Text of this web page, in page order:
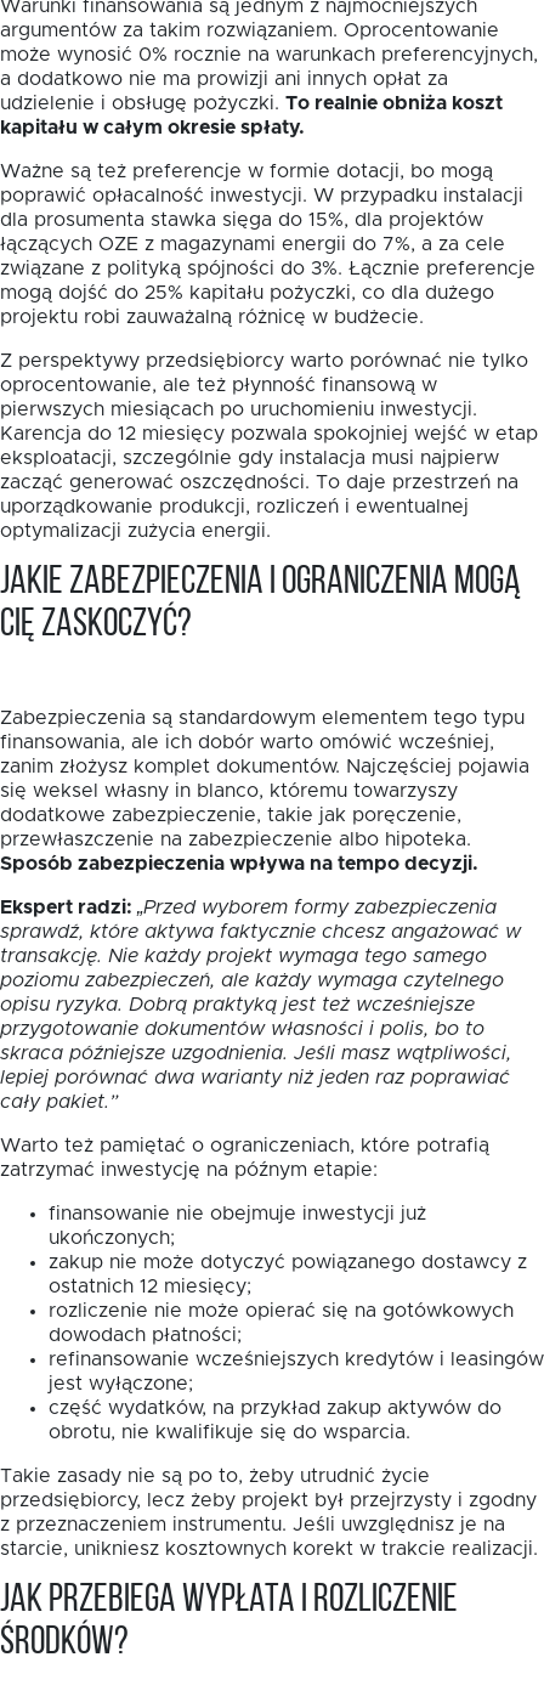
Warunki finansowania są jednym z najmocniejszych
argumentów za takim rozwiązaniem. Oprocentowanie
może wynosić 0% rocznie na warunkach preferencyjnych,
a dodatkowo nie ma prowizji ani innych opłat za
udzielenie i obsługę pożyczki. To realnie obniża koszt
kapitału w całym okresie spłaty.
Ważne są też preferencje w formie dotacji, bo mogą
poprawić opłacalność inwestycji. W przypadku instalacji
dla prosumenta stawka sięga do 15%, dla projektów
łączących OZE z magazynami energii do 7%, a za cele
związane z polityką spójności do 3%. Łącznie preferencje
mogą dojść do 25% kapitału pożyczki, co dla dużego
projektu robi zauważalną różnicę w budżecie.
Z perspektywy przedsiębiorcy warto porównać nie tylko
oprocentowanie, ale też płynność finansową w
pierwszych miesiącach po uruchomieniu inwestycji.
Karencja do 12 miesięcy pozwala spokojniej wejść w etap
eksploatacji, szczególnie gdy instalacja musi najpierw
zacząć generować oszczędności. To daje przestrzeń na
uporządkowanie produkcji, rozliczeń i ewentualnej
optymalizacji zużycia energii.
Jakie zabezpieczenia i ograniczenia mogą
Cię zaskoczyć?
Zabezpieczenia są standardowym elementem tego typu
finansowania, ale ich dobór warto omówić wcześniej,
zanim złożysz komplet dokumentów. Najczęściej pojawia
się weksel własny in blanco, któremu towarzyszy
dodatkowe zabezpieczenie, takie jak poręczenie,
przewłaszczenie na zabezpieczenie albo hipoteka.
Sposób zabezpieczenia wpływa na tempo decyzji.
Ekspert radzi: „Przed wyborem formy zabezpieczenia
sprawdź, które aktywa faktycznie chcesz angażować w
transakcję. Nie każdy projekt wymaga tego samego
poziomu zabezpieczeń, ale każdy wymaga czytelnego
opisu ryzyka. Dobrą praktyką jest też wcześniejsze
przygotowanie dokumentów własności i polis, bo to
skraca późniejsze uzgodnienia. Jeśli masz wątpliwości,
lepiej porównać dwa warianty niż jeden raz poprawiać
cały pakiet.”
Warto też pamiętać o ograniczeniach, które potrafią
zatrzymać inwestycję na późnym etapie:
finansowanie nie obejmuje inwestycji już
ukończonych;
zakup nie może dotyczyć powiązanego dostawcy z
ostatnich 12 miesięcy;
rozliczenie nie może opierać się na gotówkowych
dowodach płatności;
refinansowanie wcześniejszych kredytów i leasingów
jest wyłączone;
część wydatków, na przykład zakup aktywów do
obrotu, nie kwalifikuje się do wsparcia.
Takie zasady nie są po to, żeby utrudnić życie
przedsiębiorcy, lecz żeby projekt był przejrzysty i zgodny
z przeznaczeniem instrumentu. Jeśli uwzględnisz je na
starcie, unikniesz kosztownych korekt w trakcie realizacji.
Jak przebiega wypłata i rozliczenie
środków?